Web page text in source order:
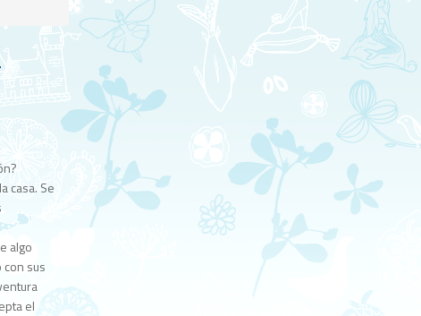
casa. Se
algo
con sus
el
Disponibilidad:
Agotado